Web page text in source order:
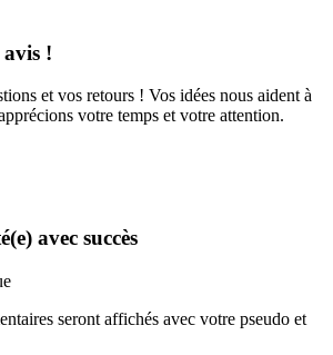
!
et vos retours ! Vos idées nous aident à
votre temps et votre attention.
avec succès
seront affichés avec votre pseudo et